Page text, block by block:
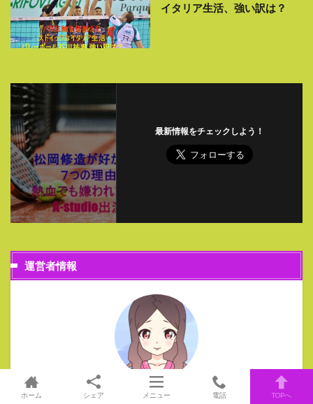
イタリア生活、強い訳は？
最新情報をチェックしよう！
運営者情報
ルオ
ホーム シェア メニュー 電話 TOPへ